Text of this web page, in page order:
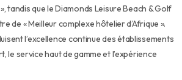
tandis que le Diamonds Leisure Beach & Golf
de « Meilleur complexe hôtelier d’Afrique ».
l’excellence continue des établissements
le service haut de gamme et l’expérience